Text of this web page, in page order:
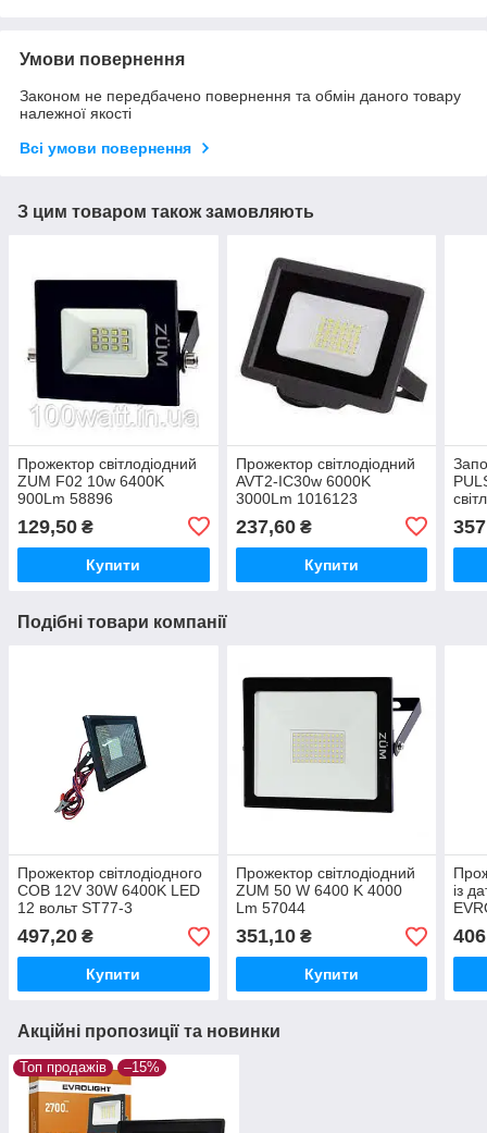
Умови повернення
Законом не передбачено повернення та обмін даного товару
належної якості
Всі умови повернення
З цим товаром також замовляють
Прожектор світлодіодний
ZUM F02 10w 6400K
900Lm 58896
129,50 ₴
Купити
Прожектор світлодіодний
AVT2-IC30w 6000K
3000Lm 1016123
237,60₴
Купити
Подібні товари компанії
Прожектор світлодіодного
COB 12V 30W 6400K LED
12 вольт ST77-3
497,20 ₴
Купити
Прожектор світлодіодний
ZUM 50 W 6400 K 4000
Lm 57044
351,10₴
Купити
із
10
Акційні пропозиції та новинки
Топ продажів –15%